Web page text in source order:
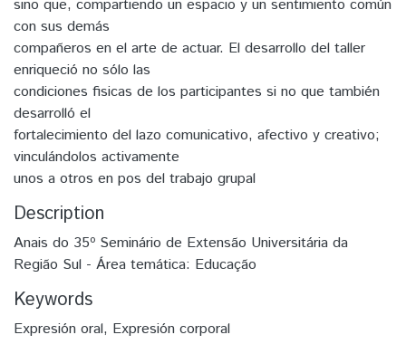
sino que, compartiendo un espacio y un sentimiento común
con sus demás
compañeros en el arte de actuar. El desarrollo del taller
enriqueció no sólo las
condiciones fisicas de los participantes si no que también
desarrolló el
fortalecimiento del lazo comunicativo, afectivo y creativo;
vinculándolos activamente
unos a otros en pos del trabajo grupal
Description
Anais do 35º Seminário de Extensão Universitária da
Região Sul - Área temática: Educação
Keywords
Expresión oral, Expresión corporal